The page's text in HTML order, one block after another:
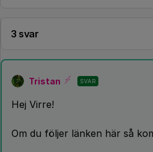
3 svar
Tristan SVAR
Hej Virre!
Om du följer länken här så